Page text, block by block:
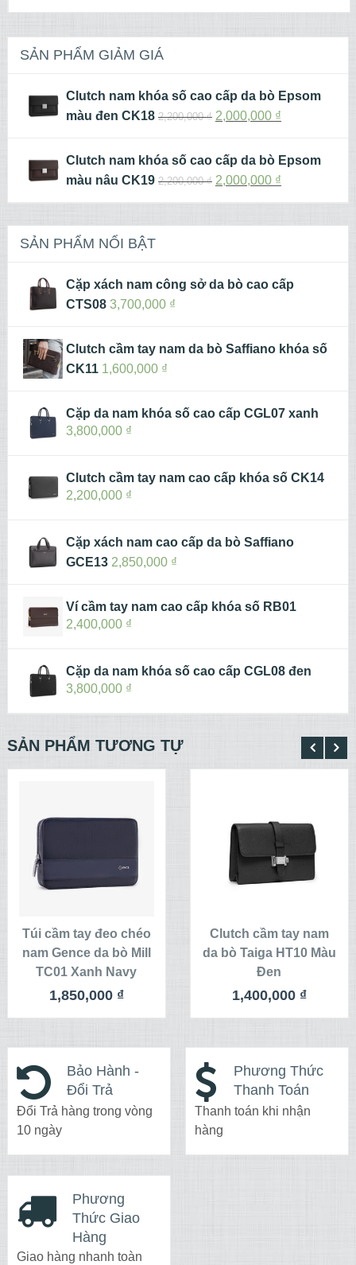
SẢN PHẨM GIẢM GIÁ
Clutch nam khóa số cao cấp da bò Epsom
màu đen CK18 2,200,000₫ 2,000,000 ₫
Clutch nam khóa số cao cấp da bò Epsom
màu nâu CK19 2,200,000₫ 2,000,000 ₫
SẢN PHẨM NỔI BẬT
Cặp xách nam công sở da bò cao cấp
CTS08 3,700,000 ₫
Clutch cầm tay nam da bò Saffiano khóa số
CK11 1,600,000 ₫
Cặp da nam khóa số cao cấp CGL07 xanh
3,800,000 ₫
Clutch cầm tay nam cao cấp khóa số CK14
2,200,000 ₫
Cặp xách nam cao cấp da bò Saffiano
GCE13 2,850,000 ₫
Ví cầm tay nam cao cấp khóa số RB01
2,400,000 ₫
Cặp da nam khóa số cao cấp CGL08 đen
3,800,000 ₫
SẢN PHẨM TƯƠNG TỰ
THÊM VÀO
Túi cầm tay đeo chéo
nam Gence da bò Mill
TC01 Xanh Navy
1,850,000 ₫
XEM CHI TIẾT
THÊM VÀO
Clutch cầm tay nam
da bò Taiga HT10 Màu
Đen
1,400,000 ₫
Bảo Hành -
Đổi Trả
Đổi Trả hàng trong vòng
10 ngày
Phương Thức
Thanh Toán
Thanh toán khi nhận
hàng
Phương
Thức Giao
Hàng
Giao hàng nhanh toàn